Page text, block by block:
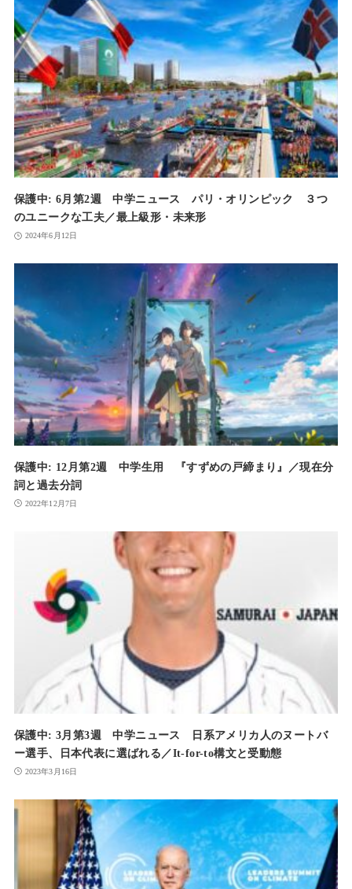
保護中: 6月第2週 中学ニュース パリ・オリンピック ３つ
のユニークな工夫／最上級形・未来形
2024年6月12日
保護中: 12月第2週 中学生用 『すずめの戸締まり』／現在分
詞と過去分詞
2022年12月7日
保護中: 3月第3週 中学ニュース 日系アメリカ人のヌートバ
ー選手、日本代表に選ばれる／It-for-to構文と受動態
2023年3月16日